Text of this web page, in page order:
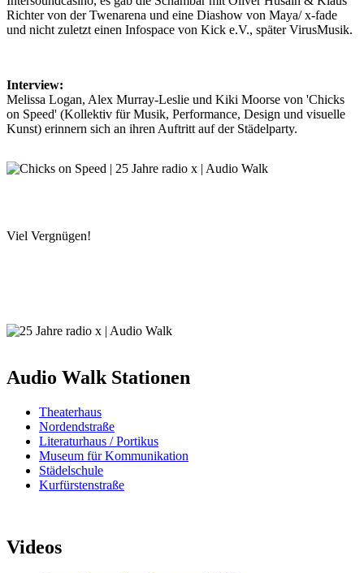
Richter von der Twenarena und eine Diashow von Maya/ x-fade
und nicht zuletzt einen Infospace von Kick e.V., später VirusMusik.
Interview:
Melissa Logan, Alex Murray-Leslie und Kiki Moorse von 'Chicks
on Speed' (Kollektiv für Musik, Performance, Design und visuelle
Kunst) erinnern sich an ihren Auftritt auf der Städelparty.
Viel Vergnügen!
Audio Walk Stationen
Theaterhaus
Nordendstraße
Literaturhaus / Portikus
Museum für Kommunikation
Städelschule
Kurfürstenstraße
Videos